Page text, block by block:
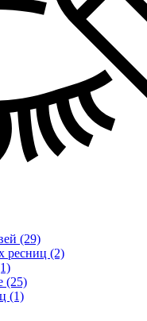
(29)
ресниц (2)
(25)
(1)